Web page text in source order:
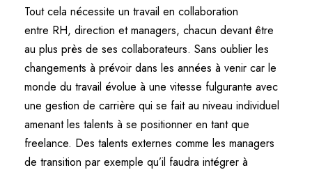
Tout cela nécessite un travail en collaboration
entre RH, direction et managers, chacun devant être
au plus près de ses collaborateurs. Sans oublier les
changements à prévoir dans les années à venir car le
monde du travail évolue à une vitesse fulgurante avec
une gestion de carrière qui se fait au niveau individuel
amenant les talents à se positionner en tant que
freelance. Des talents externes comme les managers
de transition par exemple qu’il faudra intégrer à